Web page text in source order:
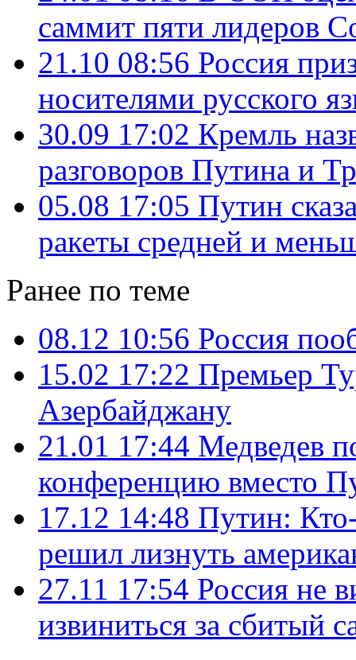
саммит пяти лидеров
21.10 08:56 Россия
носителями русского
30.09 17:02 Кремль
разговоров Путина и
05.08 17:05 Путин
ракеты средней и
Ранее по теме
08.12 10:56 Россия
15.02 17:22 Премьер
Азербайджану
21.01 17:44 Медведев
конференцию вместо
17.12 14:48 Путин:
решил лизнуть
27.11 17:54 Россия не
извиниться за сбитый